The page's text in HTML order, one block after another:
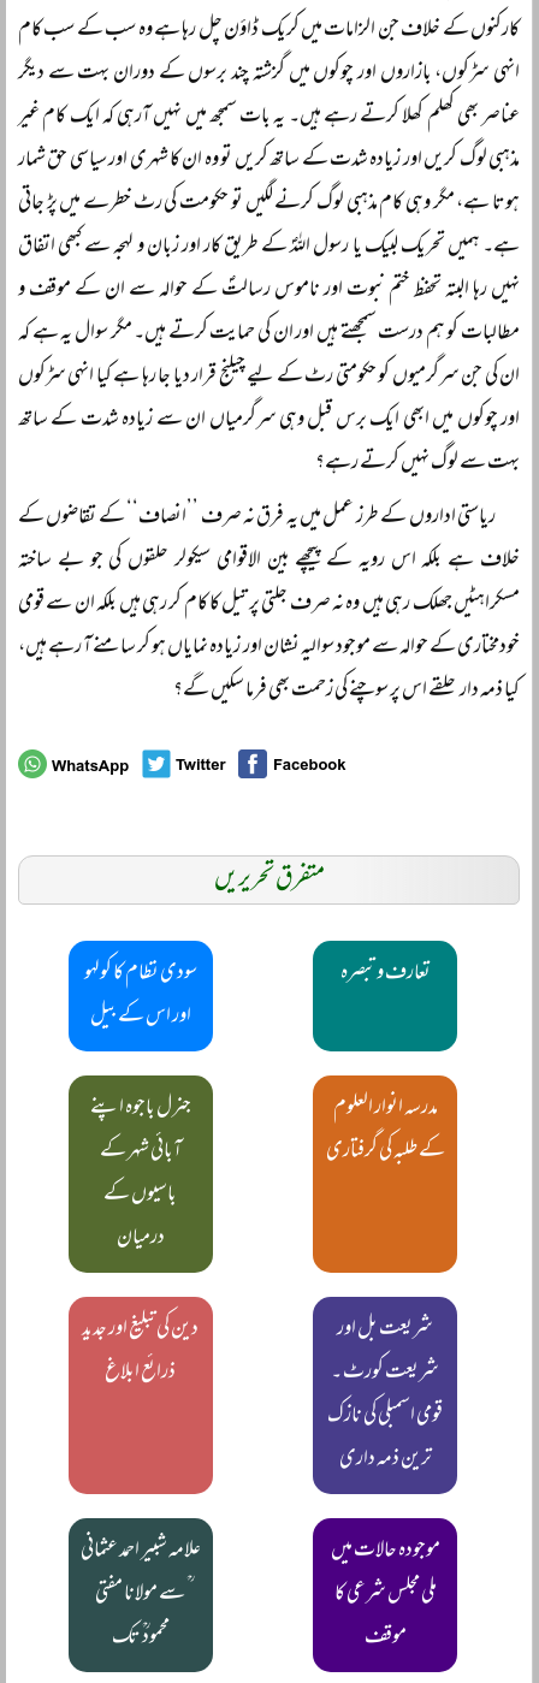
کارکنوں کے خلاف جن الزامات میں کریک ڈاؤن چل رہا ہے وہ سب کے سب کام
انہی سڑکوں، بازاروں اور چوکوں میں گزشتہ چند برسوں کے دوران بہت سے دیگر
عناصر بھی کھلم کھلا کرتے رہے ہیں۔ یہ بات سمجھ میں نہیں آرہی کہ ایک کام غیر
مذہبی لوگ کریں اور زیادہ شدت کے ساتھ کریں تو وہ ان کا شہری اور سیاسی حق شمار
ہوتا ہے، مگر وہی کام مذہبی لوگ کرنے لگیں تو حکومت کی رٹ خطرے میں پڑ جاتی
ہے۔ ہمیں تحریک لبیک یا رسول اللہؐ کے طریق کار اور زبان و لہجہ سے کبھی اتفاق
نہیں رہا البتہ تحفظ ختم نبوت اور ناموس رسالتؐ کے حوالہ سے ان کے موقف و
مطالبات کو ہم درست سمجھتے ہیں اور ان کی حمایت کرتے ہیں۔ مگر سوال یہ ہے کہ
ان کی جن سرگرمیوں کو حکومتی رٹ کے لیے چیلنج قرار دیا جا رہا ہے کیا انہی سڑکوں
اور چوکوں میں ابھی ایک برس قبل وہی سرگرمیاں ان سے زیادہ شدت کے ساتھ
بہت سے لوگ نہیں کرتے رہے؟
ریاستی اداروں کے طرز عمل میں یہ فرق نہ صرف ’’انصاف‘‘ کے تقاضوں کے
خلاف ہے بلکہ اس رویہ کے پیچھے بین الاقوامی سیکولر حلقوں کی جو بے ساختہ
مسکراہٹیں جھلک رہی ہیں وہ نہ صرف جلتی پر تیل کا کام کر رہی ہیں بلکہ ان سے قومی
خودمختاری کے حوالہ سے موجود سوالیہ نشان اور زیادہ نمایاں ہو کر سامنے آ رہے ہیں،
کیا ذمہ دار حلقے اس پر سوچنے کی زحمت بھی فرما سکیں گے؟
متفرق تحریریں
تعارف و تبصرہ
سودی نظام کا کولہو
اور اس کے بیل
مدرسہ انوار العلوم
کے طلبہ کی گرفتاری
جنرل باجوہ اپنے
آبائی شہر کے
باسیوں کے
درمیان
شریعت بل اور
شریعت کورٹ ۔
قومی اسمبلی کی نازک
ترین ذمہ داری
دین کی تبلیغ اور جدید
ذرائع ابلاغ
موجودہ حالات میں
ملی مجلس شرعی کا
موقف
علامہ شبیر احمد عثمانی
ؒ سے مولانا مفتی
محمودؒ تک